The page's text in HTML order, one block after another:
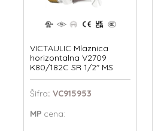
VICTAULIC Mlaznica
horizontalna V2709
K80/182C SR 1/2" MS
Šifra: VC915953
MP cena: